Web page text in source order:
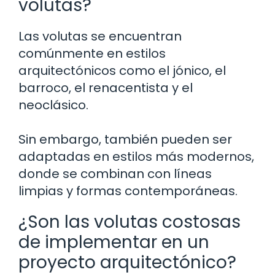
volutas?
Las volutas se encuentran
comúnmente en estilos
arquitectónicos como el jónico, el
barroco, el renacentista y el
neoclásico.
Sin embargo, también pueden ser
adaptadas en estilos más modernos,
donde se combinan con líneas
limpias y formas contemporáneas.
¿Son las volutas costosas
de implementar en un
proyecto arquitectónico?